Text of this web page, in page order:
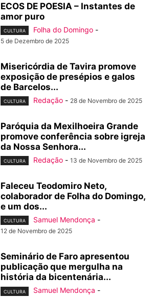
ECOS DE POESIA – Instantes de
amor puro
CULTURA Folha do Domingo -
5 de Dezembro de 2025
Misericórdia de Tavira promove
exposição de presépios e galos
de Barcelos...
CULTURA Redação - 28 de Novembro de 2025
Paróquia da Mexilhoeira Grande
promove conferência sobre igreja
da Nossa Senhora...
CULTURA Redação - 13 de Novembro de 2025
Faleceu Teodomiro Neto,
colaborador de Folha do Domingo,
e um dos...
CULTURA Samuel Mendonça -
12 de Novembro de 2025
Seminário de Faro apresentou
publicação que mergulha na
história da bicentenária...
CULTURA Samuel Mendonça -